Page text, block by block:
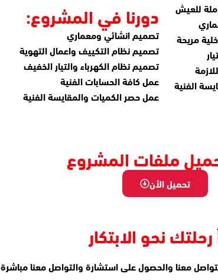
للعيش
مريحة
الفنية
دورنا في المشروع:
تصميم انشائي ومعماري
تصميم نظام التكييف واعمال التهوية
تصميم نظام الكهرباء والتيار الخفيف
عمل كافة الحسابات الفنية
عمل حصر الكميات والمقايسة الفنية
ملفات المشروع
تحميل الأن
رحلتك نحو الابتكار
معنا والحصول على استشارة والتواصل معنا مباشرة